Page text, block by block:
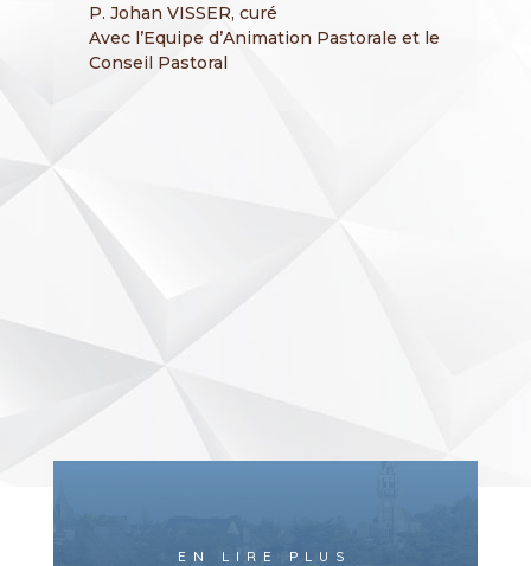
P. Johan VISSER, curé
Avec l’Equipe d’Animation Pastorale et le
Conseil Pastoral
EN LIRE PLUS